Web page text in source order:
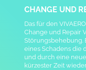
CHANGE UND
Das für den
Change und Repair
Störungsbehebung.
eines Schadens die
und durch eine
kürzester Zeit